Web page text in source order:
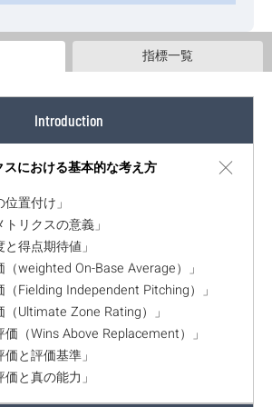
Introduction
における基本的な考え方
置付け」
リクスの意義」
得点期待値」
weighted On-Base Average）」
Fielding Independent Pitching）」
Ultimate Zone Rating）」
（Wins Above Replacement）」
と評価基準」
と真の能力」
指標一覧